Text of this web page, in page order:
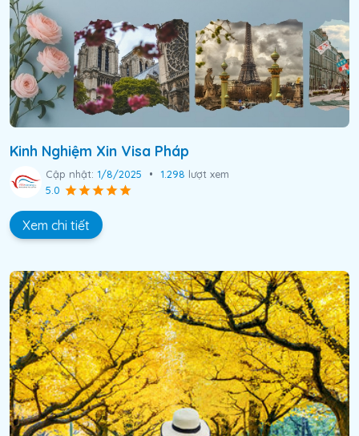
Kinh Nghiệm Xin Visa Pháp
Cập nhật: 1/8/2025 • 1.298 lượt xem
5.0
Xem chi tiết